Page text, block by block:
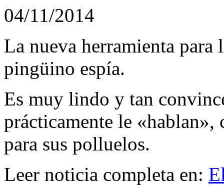
04/11/2014
La nueva herramienta
pingüino espía.
Es muy lindo y tan
prácticamente le
para sus polluelos.
Leer noticia completa en: